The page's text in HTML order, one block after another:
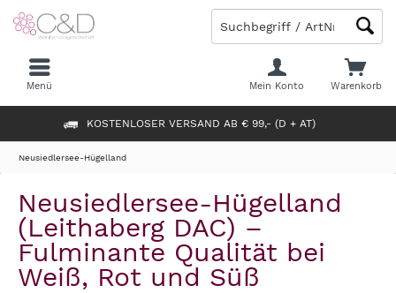
KOSTENLOSER VERSAND AB € 99,- (D + AT)
Warenkorb
Mein Konto
Menü
Neusiedlersee-Hügelland
Neusiedlersee-Hügelland
(Leithaberg DAC) –
Fulminante Qualität bei
Weiß, Rot und Süß